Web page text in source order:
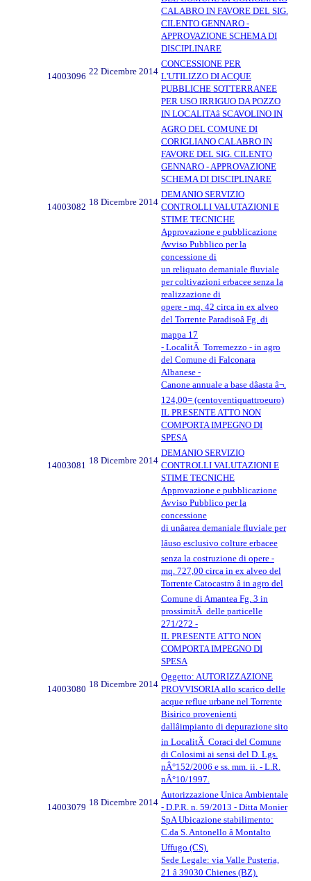
CALABRO IN FAVORE DEL SIG.
CILENTO GENNARO -
APPROVAZIONE SCHEMA DI
DISCIPLINARE
14003096 22 Dicembre 2014
CONCESSIONE PER
L'UTILIZZO DI ACQUE
PUBBLICHE SOTTERRANEE
PER USO IRRIGUO DA POZZO
IN LOCALITAâ SCAVOLINO IN
AGRO DEL COMUNE DI
CORIGLIANO CALABRO IN
FAVORE DEL SIG. CILENTO
GENNARO - APPROVAZIONE
SCHEMA DI DISCIPLINARE
14003082 18 Dicembre 2014
DEMANIO SERVIZIO
CONTROLLI VALUTAZIONI E
STIME TECNICHE
Approvazione e pubblicazione
Avviso Pubblico per la
concessione di
un reliquato demaniale fluviale
per coltivazioni erbacee senza la
realizzazione di
opere - mq. 42 circa in ex alveo
del Torrente Paradisoâ Fg. di
mappa 17
- LocalitÃ Torremezzo - in agro
del Comune di Falconara
Albanese -
Canone annuale a base dâasta â¬.
124,00= (centoventiquattroeuro)
IL PRESENTE ATTO NON
COMPORTA IMPEGNO DI
SPESA
14003081 18 Dicembre 2014
DEMANIO SERVIZIO
CONTROLLI VALUTAZIONI E
STIME TECNICHE
Approvazione e pubblicazione
Avviso Pubblico per la
concessione
di unâarea demaniale fluviale per
lâuso esclusivo colture erbacee
senza la costruzione di opere -
mq. 727,00 circa in ex alveo del
Torrente Catocastro â in agro del
Comune di Amantea Fg. 3 in
prossimitÃ delle particelle
271/272 -
IL PRESENTE ATTO NON
COMPORTA IMPEGNO DI
SPESA
14003080 18 Dicembre 2014
Oggetto: AUTORIZZAZIONE
PROVVISORIA allo scarico delle
acque reflue urbane nel Torrente
Bisirico provenienti
dallâimpianto di depurazione sito
in LocalitÃ Coraci del Comune
di Colosimi ai sensi del D. Lgs.
nÂ°152/2006 e ss. mm. ii. - L.R.
nÂ°10/1997.
14003079 18 Dicembre 2014
Autorizzazione Unica Ambientale
- D.P.R. n. 59/2013 - Ditta Monier
SpA Ubicazione stabilimento:
C.da S. Antonello â Montalto
Uffugo (CS).
Sede Legale: via Valle Pusteria,
21 â 39030 Chienes (BZ).